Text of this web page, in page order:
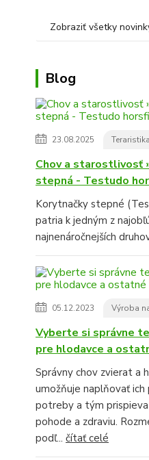
Zobraziť všetky
Blog
23.08.2025 Teraristika
Chov a starostlivosť
stepná - Testudo
Korytnačky stepné
patria k jedným z
najnenáročnejších
05.12.2023 Výroba
Vyberte si správne
pre hlodavce a
Správny chov zvierat a
umožňuje naplňovať ich
potreby a tým
pohode a zdraviu.
podľ... čítať celé